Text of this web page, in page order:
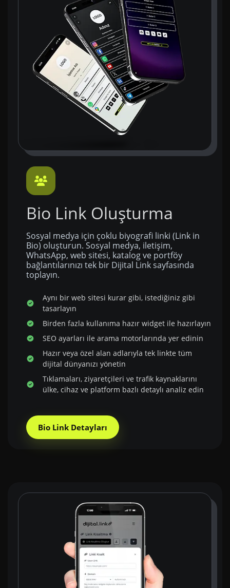
Bio Link Oluşturma
Sosyal medya için çoklu biyografi linki (Link in
Bio) oluşturun. Sosyal medya, iletişim,
WhatsApp, web sitesi, katalog ve portföy
bağlantılarınızı tek bir Dijital Link sayfasında
toplayın.
Aynı bir web sitesi kurar gibi, istediğiniz gibi
tasarlayın
Birden fazla kullanıma hazır widget ile hazırlayın
SEO ayarları ile arama motorlarında yer edinin
Hazır veya özel alan adlarıyla tek linkte tüm
dijital dünyanızı yönetin
Tıklamaları, ziyaretçileri ve trafik kaynaklarını
ülke, cihaz ve platform bazlı detaylı analiz edin
Bio Link Detayları